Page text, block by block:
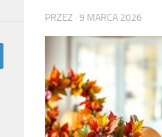
PRZEZ · 9 MARCA 2026